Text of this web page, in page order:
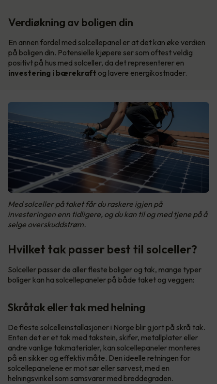
Verdiøkning av boligen din
En annen fordel med solcellepanel er at det kan øke verdien
på boligen din. Potensielle kjøpere ser som oftest veldig
positivt på hus med solceller, da det representerer en
investering i bærekraft og lavere energikostnader.
Med solceller på taket får du raskere igjen på
investeringen enn tidligere, og du kan til og med tjene på å
selge overskuddstrøm.
Hvilket tak passer best til solceller?
Solceller passer de aller fleste boliger og tak, mange typer
boliger kan ha solcellepaneler på både taket og veggen:
Skråtak eller tak med helning
De fleste solcelleinstallasjoner i Norge blir gjort på skrå tak.
Enten det er et tak med takstein, skifer, metallplater eller
andre vanlige takmaterialer, kan solcellepaneler monteres
på en sikker og effektiv måte. Den ideelle retningen for
solcellepanelene er mot sør eller sørvest, med en
helningsvinkel som samsvarer med breddegraden.